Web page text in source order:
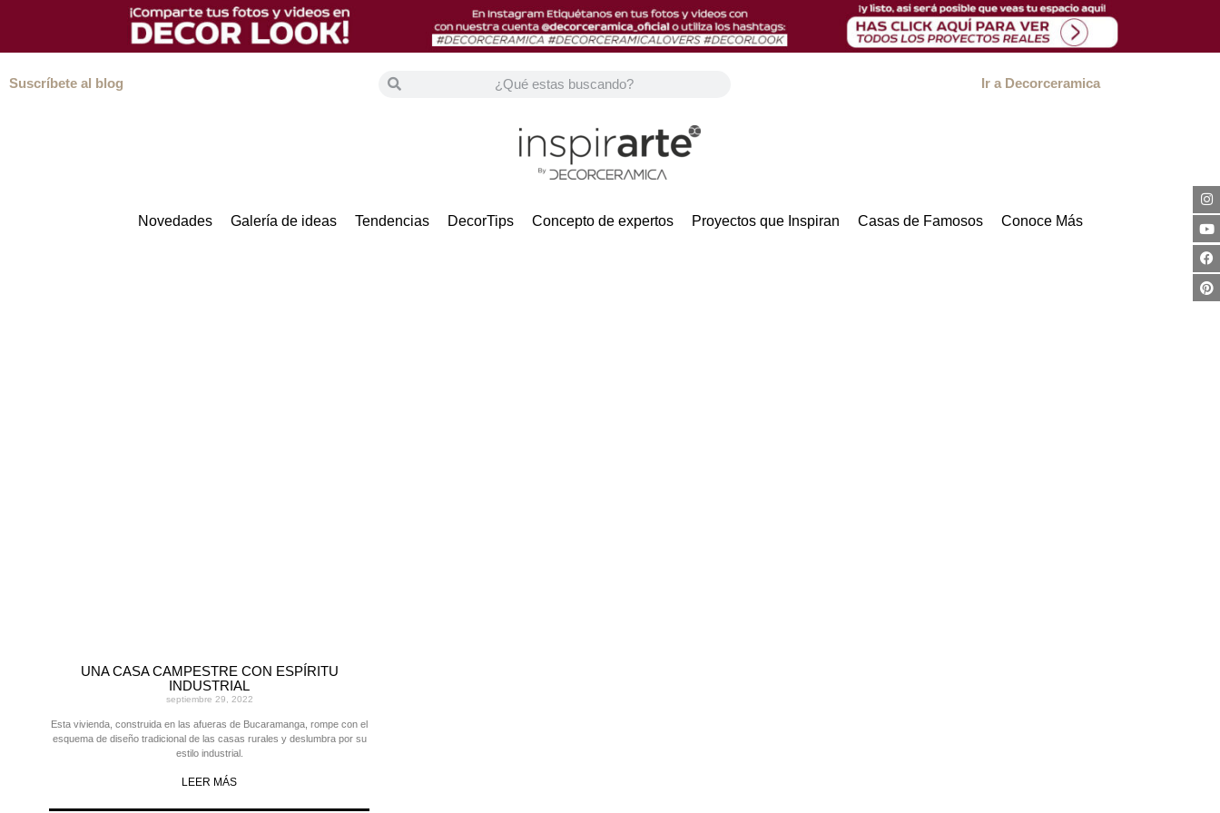
Suscríbete al blog Ir a Decorceramica
Novedades Galería de ideas Tendencias DecorTips Concepto de expertos Proyectos que Inspiran Casas de Famosos Conoce Más
UNA CASA CAMPESTRE CON ESPÍRITU
INDUSTRIAL
septiembre 29, 2022
Esta vivienda, construida en las afueras de Bucaramanga, rompe con el
esquema de diseño tradicional de las casas rurales y deslumbra por su
estilo industrial.
LEER MÁS